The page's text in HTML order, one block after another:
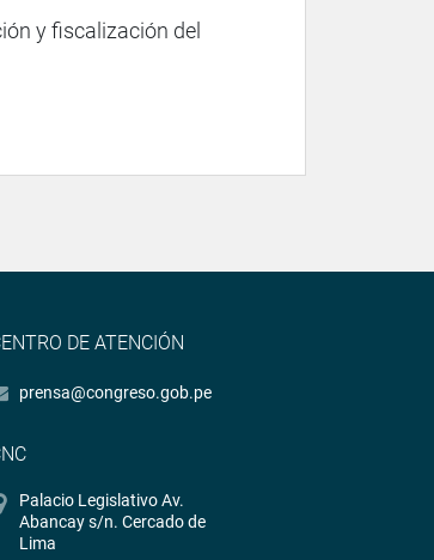
y fiscalización del
DE ATENCIÓN
prensa@congreso.gob.pe
Palacio Legislativo Av.
Abancay s/n. Cercado de
Lima